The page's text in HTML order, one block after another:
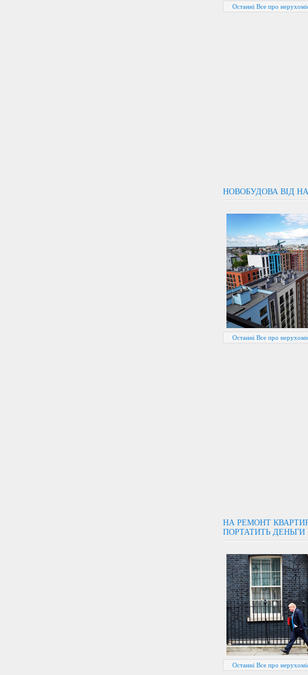
Останні Все про
НОВОБУДОВА ВІД
Останні Все про
НА РЕМОНТ
ПОРТАТИТЬ
Останні Все про